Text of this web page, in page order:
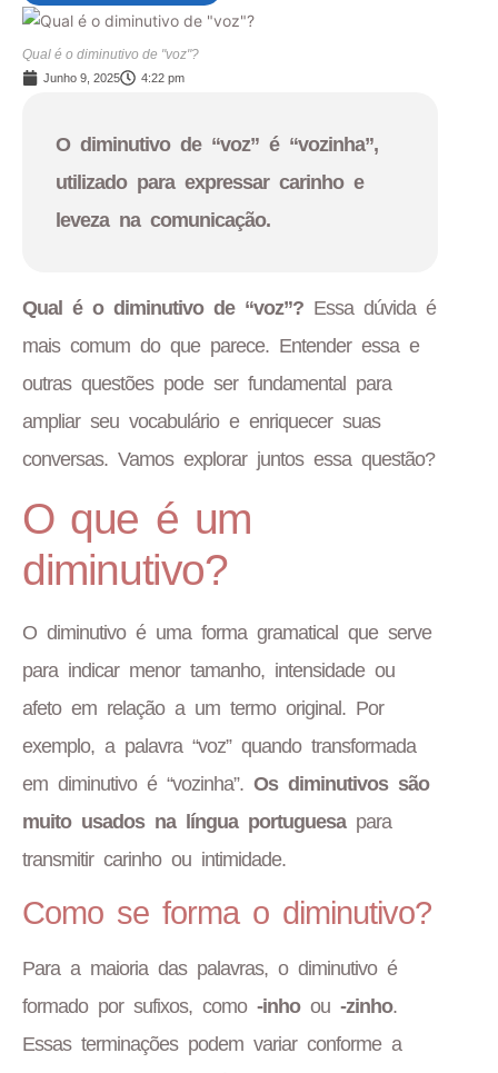
Qual é o diminutivo de "voz"?
Junho 9, 2025 4:22 pm
O diminutivo de “voz” é “vozinha”,
utilizado para expressar carinho e
leveza na comunicação.
Qual é o diminutivo de “voz”? Essa dúvida é
mais comum do que parece. Entender essa e
outras questões pode ser fundamental para
ampliar seu vocabulário e enriquecer suas
conversas. Vamos explorar juntos essa questão?
O que é um
diminutivo?
O diminutivo é uma forma gramatical que serve
para indicar menor tamanho, intensidade ou
afeto em relação a um termo original. Por
exemplo, a palavra “voz” quando transformada
em diminutivo é “vozinha”. Os diminutivos são
muito usados na língua portuguesapara
transmitir carinho ou intimidade.
Como se forma o diminutivo?
Para a maioria das palavras, o diminutivo é
formado por sufixos, como -inhoou -zinho.
Essas terminações podem variar conforme a